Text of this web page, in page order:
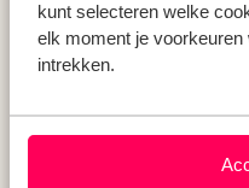
kunt selecteren welke
elk moment je
intrekken.